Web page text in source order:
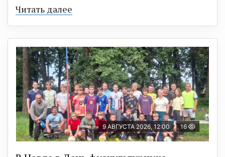
Читать далее
9 АВГУСТА 2026, 12:00 16